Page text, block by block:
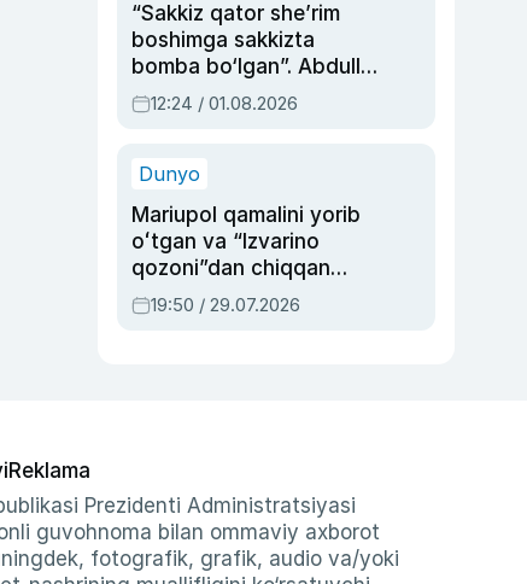
“Sakkiz qator she’rim
boshimga sakkizta
bomba bo‘lgan”. Abdulla
Oripovni siyosiy
ayblovlardan asrab
12:24 / 01.08.2026
Dunyo
Mariupol qamalini yorib
oʻtgan va “Izvarino
qozoni”dan chiqqan
qahramon — Ukraina
armiyasi bosh
19:50 / 29.07.2026
Reklama
Prezidenti Administratsiyasi
guvohnoma bilan ommaviy axborot
fotografik, grafik, audio va/yoki